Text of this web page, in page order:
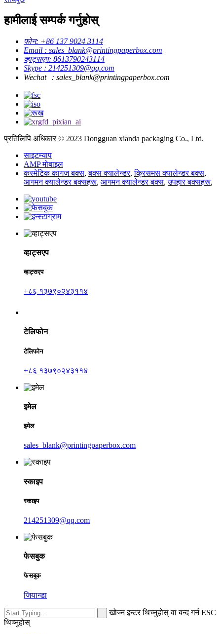
हामीलाई सम्पर्क गर्नुहोस्
फोन: +86 137 9024 3114
Email : sales_blank@printingpaperbox.com
व्हाट्सएप: 8613790243114
Skype : 214251309@qq.com
Wechat ：sales_blank@printingpaperbox.com
प्रतिलिपि अधिकार © 2023 Dongguan xianda packaging Co., Ltd.
साइटम्याप
AMP मोबाइल
कस्मेटिक कागज बक्स,बक्स क्यालेन्डर,क्रिसमस क्यालेन्डर बक्स,
आगमन क्यालेन्डर बक्सहरू, आगमन क्यालेन्डर बक्स,उपहार बक्सहरू,
व्हाट्सएप
व्हाट्सएप
+८६ १३७९०२४३११४
टेलिफोन
टेलिफोन
+८६ १३७९०२४३११४
इमेल
इमेल
sales_blank@printingpaperbox.com
स्काइप
स्काइप
214251309@qq.com
फेसबुक
फेसबुक
जियान्डा
खोज्न इन्टर थिच्नुहोस् वा बन्द गर्न ESC
थिच्नुहोस्